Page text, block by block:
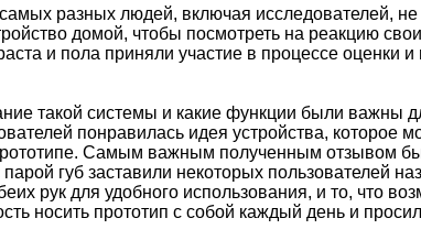
разных людей, включая исследователей,
домой, чтобы посмотреть на реакцию
и пола приняли участие в процессе оценки
такой системы и какие функции были важны
понравилась идея устройства, которое
Самым важным полученным отзывом
губ заставили некоторых пользователей
рук для удобного использования, и то, что
носить прототип с собой каждый день и